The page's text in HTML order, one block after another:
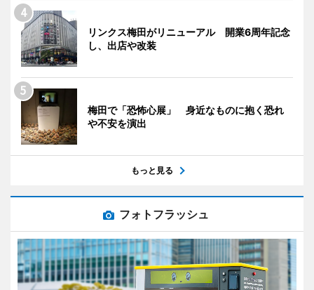
リンクス梅田がリニューアル 開業6周年記念
し、出店や改装
梅田で「恐怖心展」 身近なものに抱く恐れ
や不安を演出
もっと見る
フォトフラッシュ